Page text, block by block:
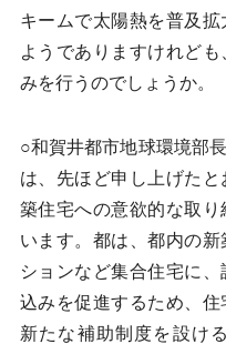
キームで太陽熱を普及
ようでありますけれど
みを行うのでしょうか。
○和賀井都市地球環境部
は、先ほど申し上げた
築住宅への意欲的な取
います。都は、都内の
ションなど集合住宅に
込みを促進するため、
新たな補助制度を設け